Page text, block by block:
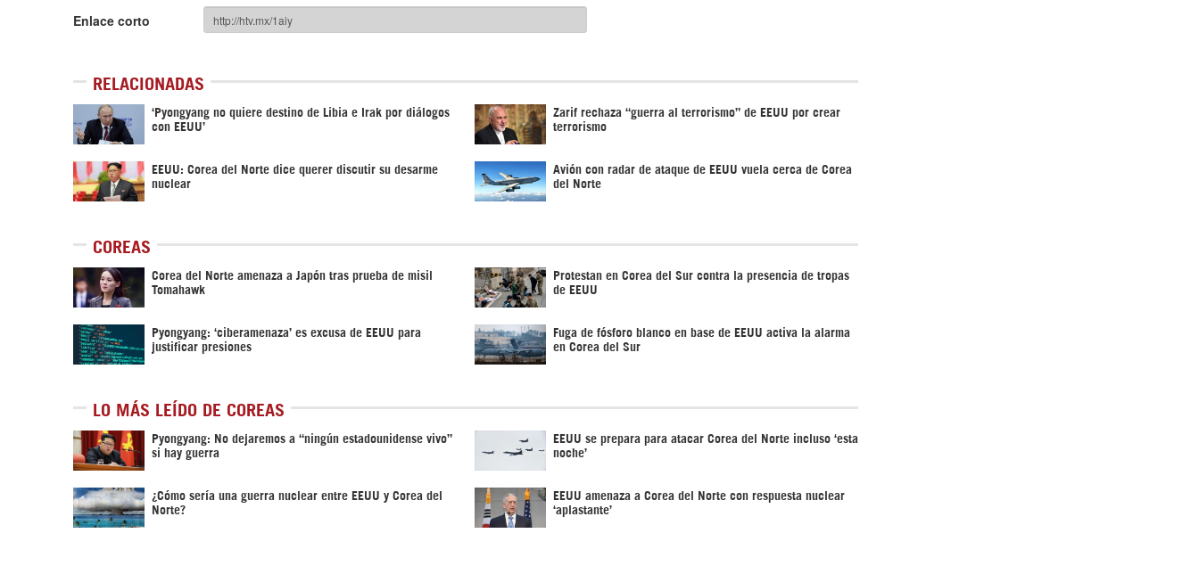
Enlace corto
RELACIONADAS
‘Pyongyang no quiere destino de Libia e Irak por diálogos
con EEUU’
Zarif rechaza “guerra al terrorismo” de EEUU por crear
terrorismo
EEUU: Corea del Norte dice querer discutir su desarme
nuclear
Avión con radar de ataque de EEUU vuela cerca de Corea
del Norte
COREAS
Corea del Norte amenaza a Japón tras prueba de misil
Tomahawk
Protestan en Corea del Sur contra la presencia de tropas
de EEUU
Pyongyang: ‘ciberamenaza’ es excusa de EEUU para
justificar presiones
Fuga de fósforo blanco en base de EEUU activa la alarma
en Corea del Sur
LO MÁS LEÍDO DE COREAS
Pyongyang: No dejaremos a “ningún estadounidense vivo”
si hay guerra
EEUU se prepara para atacar Corea del Norte incluso ‘esta
noche’
¿Cómo sería una guerra nuclear entre EEUU y Corea del
Norte?
EEUU amenaza a Corea del Norte con respuesta nuclear
‘aplastante’